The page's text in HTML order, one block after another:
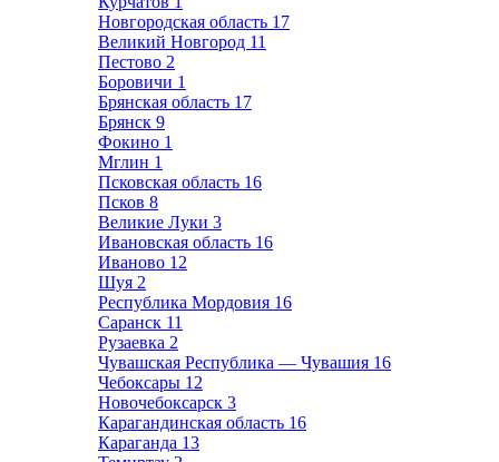
Новгородская область 17
Великий Новгород 11
Пестово 2
Боровичи 1
Брянская область 17
Брянск 9
Фокино 1
Мглин 1
Псковская область 16
Псков 8
Великие Луки 3
Ивановская область 16
Иваново 12
Шуя 2
Республика Мордовия 16
Саранск 11
Рузаевка 2
Чувашская Республика — Чувашия 16
Чебоксары 12
Новочебоксарск 3
Карагандинская область 16
Караганда 13